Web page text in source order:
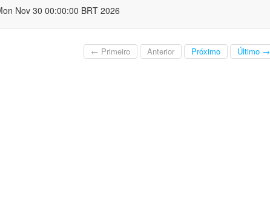
Nov 30 00:00:00 BRT 2026
← Primeiro Anterior Próximo Último →